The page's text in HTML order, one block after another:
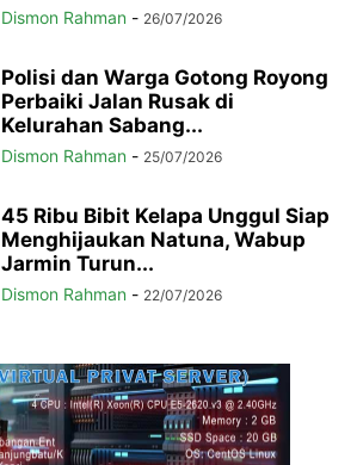
Dismon Rahman - 26/07/2026
Polisi dan Warga Gotong Royong
Perbaiki Jalan Rusak di
Kelurahan Sabang...
Dismon Rahman - 25/07/2026
45 Ribu Bibit Kelapa Unggul Siap
Menghijaukan Natuna, Wabup
Jarmin Turun...
Dismon Rahman - 22/07/2026